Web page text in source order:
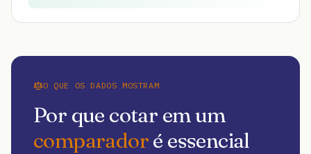
O QUE OS DADOS MOSTRAM
Por que cotar em um
comparadoré essencial